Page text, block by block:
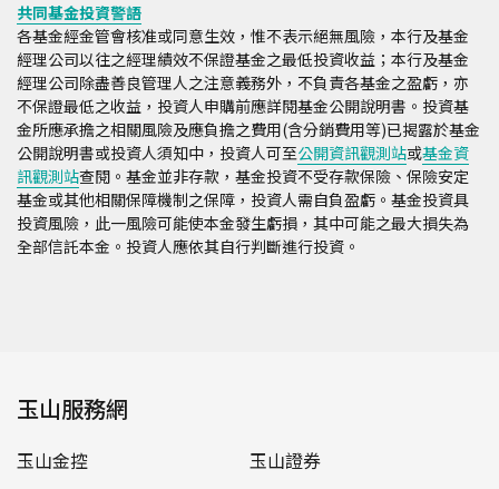
共同基金投資警語
各基金經金管會核准或同意生效，惟不表示絕無風險，本行及基金
經理公司以往之經理績效不保證基金之最低投資收益；本行及基金
經理公司除盡善良管理人之注意義務外，不負責各基金之盈虧，亦
不保證最低之收益，投資人申購前應詳閱基金公開說明書。投資基
金所應承擔之相關風險及應負擔之費用(含分銷費用等)已揭露於基金
公開說明書或投資人須知中，投資人可至公開資訊觀測站或基金資
訊觀測站查閱。基金並非存款，基金投資不受存款保險、保險安定
基金或其他相關保障機制之保障，投資人需自負盈虧。基金投資具
投資風險，此一風險可能使本金發生虧損，其中可能之最大損失為
全部信託本金。投資人應依其自行判斷進行投資。
玉山服務網
玉山金控
玉山證券